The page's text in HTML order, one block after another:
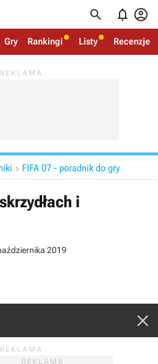
  
Gry Rankingi Listy Recenzje
 FIFA 07 - poradnik do gry
i
2019
